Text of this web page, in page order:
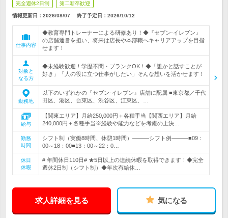
完全週休2日制 第二新卒歓迎
情報更新日：2026/08/07 終了予定日： 2026/10/12
仕事内容
◆教育専門トレーナーによる研修あり！◆『セブン-イレブン』
の店舗運営を担い、将来は店長や本部職へキャリアアップを目指
せます！
対象と
なる方
◆未経験歓迎！学歴不問・ブランクOK！◆「誰かと話すことが
好き」「人の役に立つ仕事がしたい」そんな想いを活かせます！
勤務地
以下のいずれかの『セブン-イレブン』店舗に配属 ■東京都／千代
田区、港区、台東区、渋谷区、江東区、…
給与
【関東エリア】月給250,000円＋各種手当【関西エリア】月給
240,000円＋各種手当※経験や能力などを考慮の上決…
勤務
時間
シフト制（実働8時間、休憩1時間）―――シフト例―――■09：
00～18：00■13：00～22：0…
休日
休暇
# 年間休日110日# ★5日以上の連続休暇を取得できます！◆完全
週休2日制（シフト制）◆年次有給休…
求人詳細を見る 気になる